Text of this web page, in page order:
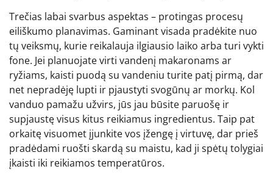
Trečias labai svarbus aspektas – protingas procesų
eiliškumo planavimas. Gaminant visada pradėkite nuo
tų veiksmų, kurie reikalauja ilgiausio laiko arba turi vykti
fone. Jei planuojate virti vandenį makaronams ar
ryžiams, kaisti puodą su vandeniu turite patį pirmą, dar
net nepradėję lupti ir pjaustyti svogūnų ar morkų. Kol
vanduo pamažu užvirs, jūs jau būsite paruošę ir
supjaustę visus kitus reikiamus ingredientus. Taip pat
orkaitę visuomet įjunkite vos įžengę į virtuvę, dar prieš
pradėdami ruošti skardą su maistu, kad ji spėtų tolygiai
įkaisti iki reikiamos temperatūros.